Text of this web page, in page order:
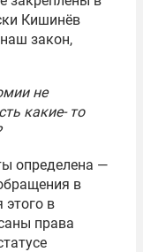
Кишинёв
закон,
не
какие- то
определена —
в
этого в
права